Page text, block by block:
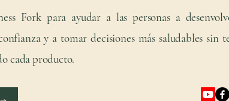
Fork para ayudar a las personas a
y a tomar decisiones más saludables sin
cada producto.